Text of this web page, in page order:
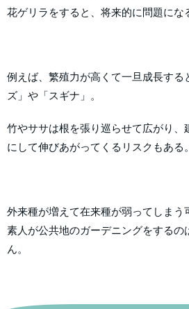
花ゲリラをすると、将来的に問題にな
例えば、繁殖力が高くて一旦成長する
ズ」や「スギナ」。
竹やササは根を張り巡らせて広がり、
にして伸びあがってくるリスクもある。
外来種が増えて在来種が弱ってしまう
素人が公共地のガーデニングをするの
ん。